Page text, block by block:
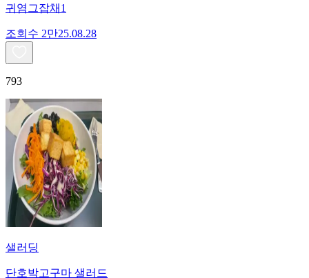
귀염그잡채1
조회수 2만25.08.28
793
샐러딩
단호박고구마 샐러드